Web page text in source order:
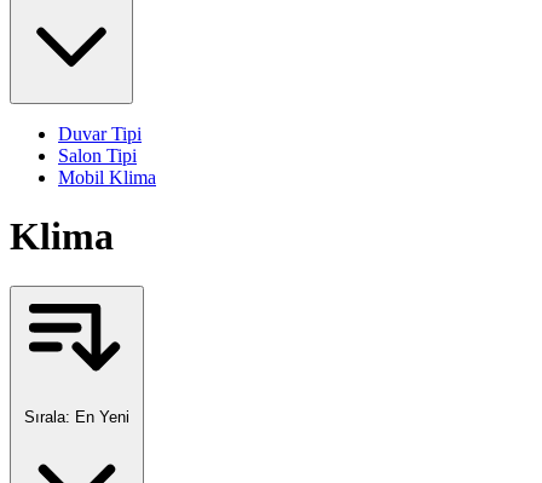
Duvar Tipi
Salon Tipi
Mobil Klima
Klima
Sırala: En Yeni